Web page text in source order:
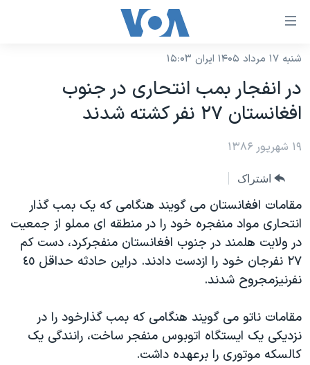
لینکهای
دسترسی
جهش
به
محتوای
اصلی
جهش
صفحه
اصلی
جهش
به
جستجو
نسخه سبک وب‌سایت
موضوع ها
ایران
آمریکا
جهان
ورزشی
گزیده‌ها
فرهنگ و زندگی
حقوق شهروندی
برنامه های تلویزیونی
جدول برنامه ها
صفحه‌های ویژه
جام جهانی ۲۰۲۶
عملیات خشم حماسی
مستندها
انتخابات ریاست جمهوری آمریکا ۲۰۲۴
فرکانس‌های صدای آمریکا
پخش رادیویی
یادگیری زبان انگلیسی
دنبال کنید
شنبه ۱۷ مرداد ۱۴۰۵ ایران ۱۵:۰۳
در انفجار بمب انتحاری در جنوب
افغانستان ۲۷ نفر کشته شدند
۱۹ شهریور ۱۳۸۶
اشتراک
مقامات افغانستان می گويند هنگامی که يک بمب گذار
انتحاری مواد منفجره خود را در منطقه ای مملو از جمعيت
در ولايت هلمند در جنوب افغانستان منفجرکرد، دست کم
٢٧ نفرجان خود را ازدست دادند. دراين حادثه حداقل ٤٥
نفرنيزمجروح شدند.
مقامات ناتو می گويند هنگامی که بمب گذارخود را در
نزديکی يک ايستگاه اتوبوس منفجر ساخت، رانندگی يک
کالسکه موتوری را برعهده داشت.